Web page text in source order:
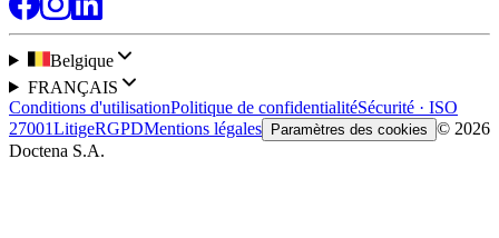
Belgique
FRANÇAIS
Conditions d'utilisationPolitique de confidentialitéSécurité · ISO
27001LitigeRGPDMentions légales Paramètres des cookies © 2026
Doctena S.A.